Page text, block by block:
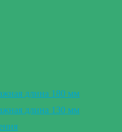
длина 180 мм
длина 130 мм